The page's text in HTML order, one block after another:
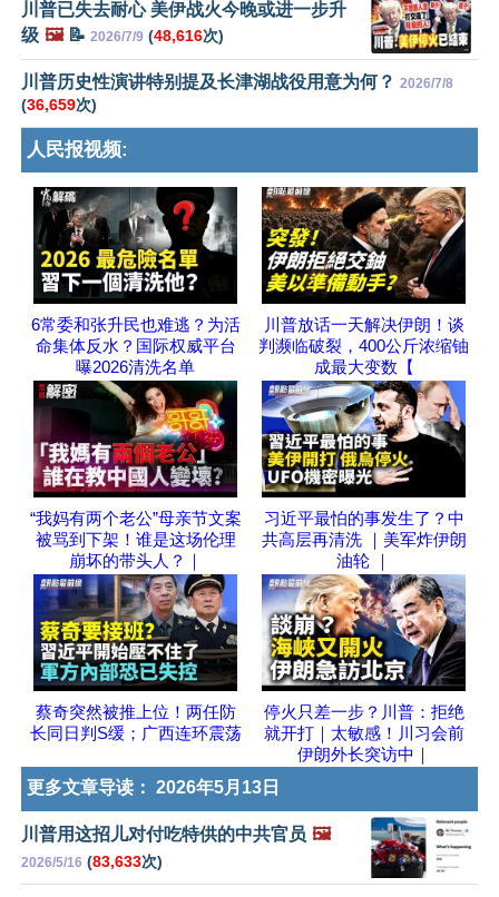
川普已失去耐心 美伊战火今晚或进一步升
级 🖼️📝 2026/7/9 (48,616次)
川普历史性演讲特别提及长津湖战役用意为何？ 2026/7/8
(36,659次)
人民报视频:
6常委和张升民也难逃？为活
命集体反水？国际权威平台
曝2026清洗名单
川普放话一天解决伊朗！谈
判濒临破裂，400公斤浓缩铀
成最大变数【
“我妈有两个老公”母亲节文案
被骂到下架！谁是这场伦理
崩坏的带头人？｜
习近平最怕的事发生了？中
共高层再清洗 ｜美军炸伊朗
油轮 ｜
蔡奇突然被推上位！两任防
长同日判S缓；广西连环震荡
停火只差一步？川普：拒绝
就开打｜太敏感！川习会前
伊朗外长突访中｜
更多文章导读： 2026年5月13日
川普用这招儿对付吃特供的中共官员 🖼️
2026/5/16 (83,633次)